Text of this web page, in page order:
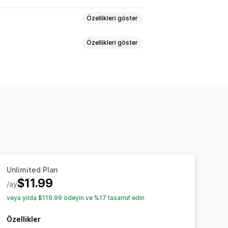
Özellikleri göster
Özellikleri göster
Unlimited Plan
$11.99
/ay
veya yılda $119.99 ödeyin ve %17 tasarruf edin
Özellikler